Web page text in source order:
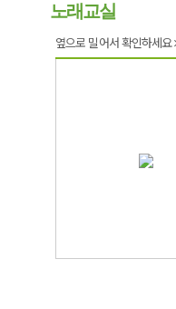
노래교실
옆으로 밀어서 확인하세요